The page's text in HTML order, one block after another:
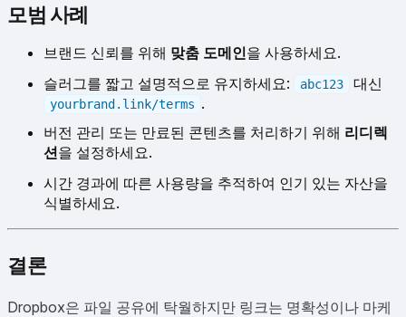
모범 사례
브랜드 신뢰를 위해 맞춤 도메인을 사용하세요.
슬러그를 짧고 설명적으로 유지하세요:
abc123 대신
yourbrand.link/terms .
버전 관리 또는 만료된 콘텐츠를 처리하기 위해 리디렉
션을 설정하세요.
시간 경과에 따른 사용량을 추적하여 인기 있는 자산을
식별하세요.
결론
Dropbox은 파일 공유에 탁월하지만 링크는 명확성이나 마케